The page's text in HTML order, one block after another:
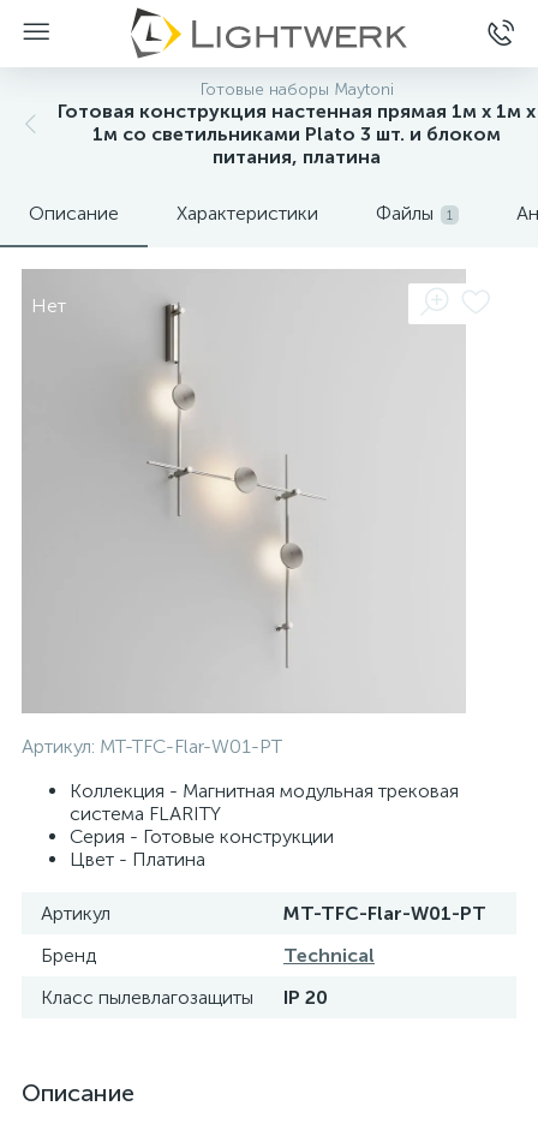
Готовые наборы Maytoni
Готовая конструкция настенная прямая 1м х 1м х
1м со светильниками Plato 3 шт. и блоком
питания, платина
Описание Характеристики Файлы 1
Нет
Артикул: MT-TFC-Flar-W01-PT
Коллекция - Магнитная модульная трековая
система FLARITY
Серия - Готовые конструкции
Цвет - Платина
Артикул
MT-TFC-Flar-W01-PT
Бренд
Technical
Класс пылевлагозащиты
IP 20
Описание